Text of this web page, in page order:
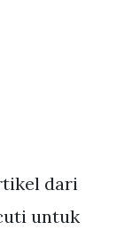
dari
untuk